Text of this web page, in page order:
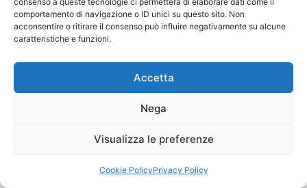
comportamento di navigazione o ID unici su questo sito. Non
acconsentire o ritirare il consenso può influire negativamente su alcune
caratteristiche e funzioni.
Accetta
Nega
Visualizza le preferenze
Cookie PolicyPrivacy Policy
Copyright © 2026 Il Gatto Blu Giochi educativi Montessori e